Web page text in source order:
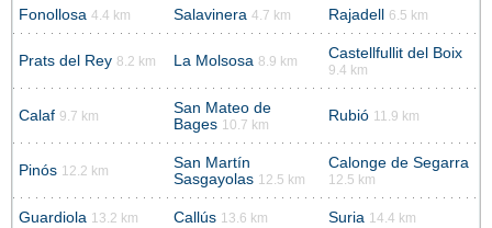
Fonollosa 4.4 km Salavinera 4.7 km Rajadell 6.5 km
Prats del Rey 8.2 km La Molsosa 8.9 km Castellfullit del Boix
9.4 km
Calaf 9.7 km
San Mateo de
Bages 10.7 km
Rubió 11.9 km
Pinós 12.2 km
San Martín
Sasgayolas 12.5 km
Calonge de Segarra
12.5 km
Guardiola 13.2 km Callús 13.6 km Suria 14.4 km